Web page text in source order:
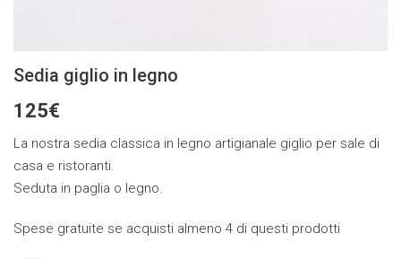
Sedia giglio in legno
125€
La nostra sedia classica in legno artigianale giglio per sale di
casa e ristoranti.
Seduta in paglia o legno.
Spese gratuite se acquisti almeno 4 di questi prodotti